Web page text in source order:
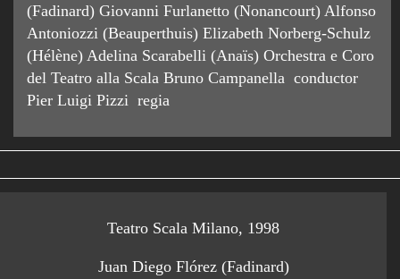
(Fadinard) Giovanni Furlanetto (Nonancourt) Alfonso
Antoniozzi (Beauperthuis) Elizabeth Norberg-Schulz
(Hélène) Adelina Scarabelli (Anaïs) Orchestra e Coro
del Teatro alla Scala Bruno Campanella conductor
Pier Luigi Pizzi regia
Teatro Scala Milano, 1998
Juan Diego Flórez (Fadinard)